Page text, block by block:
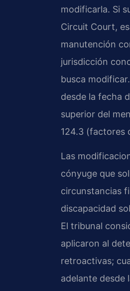
modificarla. Si
Circuit Court,
manutención
jurisdicción
busca
desde la fecha
superior del
124.3 (factores
Las
cónyuge que
circunstancias
discapacidad
El tribunal
aplicaron al
retroactivas;
adelante desde